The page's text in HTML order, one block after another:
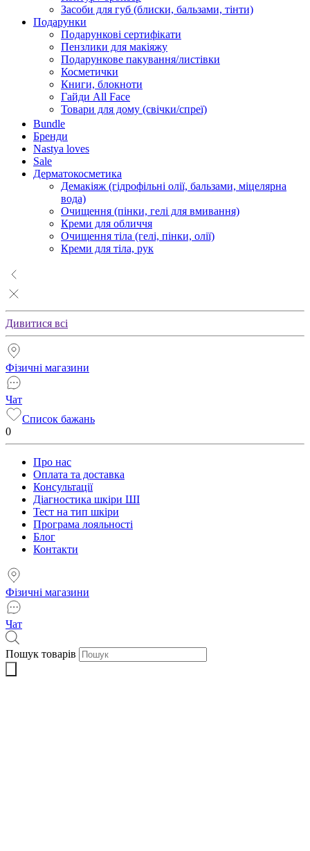
Засоби для губ (блиски, бальзами, тінти)
Подарунки
Подарункові сертифікати
Пензлики для макіяжу
Подарункове пакування/листівки
Косметички
Книги, блокноти
Гайди All Face
Товари для дому (свічки/спреї)
Bundle
Бренди
Nastya loves
Sale
Дерматокосметика
Демакіяж (гідрофільні олії, бальзами, міцелярна
вода)
Очищення (пінки, гелі для вмивання)
Креми для обличчя
Очищення тіла (гелі, пінки, олії)
Креми для тіла, рук
Дивитися всі
Фізичні магазини
Чат
Список бажань
0
Про нас
Оплата та доставка
Консультації
Діагностика шкіри ШІ
Тест на тип шкіри
Програма лояльності
Блог
Контакти
Фізичні магазини
Чат
Пошук товарів